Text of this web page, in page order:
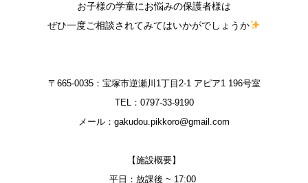
お子様の学童にお悩みの保護者様は
ぜひ一度ご相談されてみてはいかがでしょうか
〒665-0035：宝塚市逆瀬川1丁目2-1 アピア1 196号室
TEL：0797-33-9190
メール： gakudou.pikkoro@gmail.com
【施設概要】
平日：放課後 ~ 17:00